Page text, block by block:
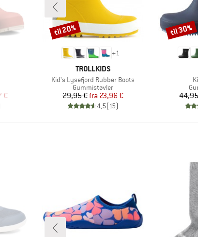
€
+1
MÆRKE
TROLLKIDS
Artikel
Kid's Lysefjord Rubber Boots
Produktgruppe
Gummistøvler
Pris
29,95 € Nedsat pris
fra 23,96 €
4,5(15)
Rabat
til 20% Rabat
til 30%